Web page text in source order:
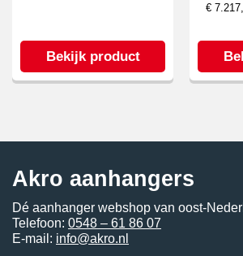
Bekijk product
€
Akro aanhangers
Dé aanhanger webshop van oost-
Telefoon: 0548 – 61 86 07
E-mail: info@akro.nl